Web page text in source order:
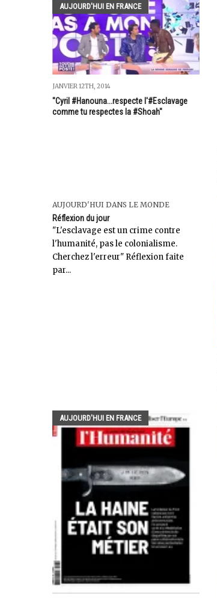
AUJOURD'HUI EN FRANCE
JANVIER 12TH, 2014
"Cyril #Hanouna...respecte l'#Esclavage
comme tu respectes la #Shoah"
AUJOURD'HUI DANS LE MONDE
Réflexion du jour
"L'esclavage est un crime contre
l'humanité, pas le colonialisme.
Cherchez l'erreur" Réflexion faite
par...
AUJOURD'HUI EN FRANCE